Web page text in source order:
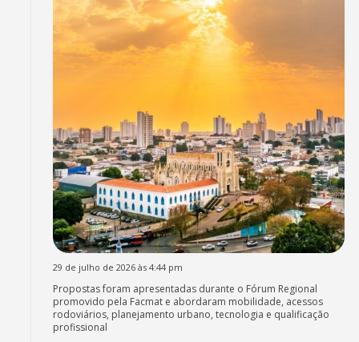
29 de julho de 2026 às 4:44 pm
Propostas foram apresentadas durante o Fórum Regional
promovido pela Facmat e abordaram mobilidade, acessos
rodoviários, planejamento urbano, tecnologia e qualificação
profissional